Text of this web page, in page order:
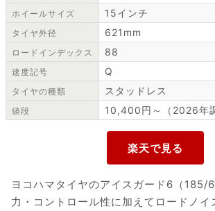
ホイールサイズ 15インチ
タイヤ外径 621mm
ロードインデックス 88
速度記号 Q
タイヤの種類 スタッドレス
値段 10,400円～（2026年
ヨコハマタイヤのアイスガード6（185/
力・コントロール性に加えてロードノイ